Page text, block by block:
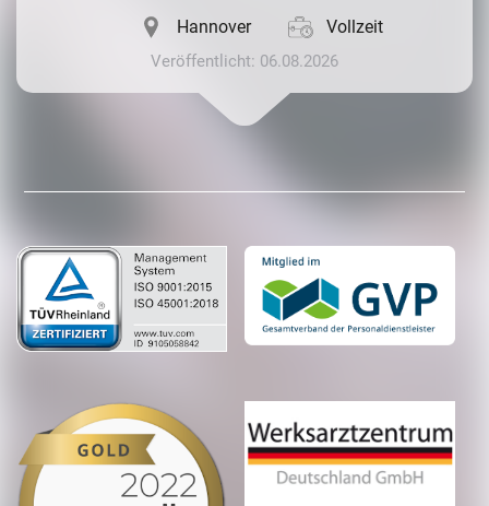
Hannover
Vollzeit
Veröffentlicht: 06.08.2026